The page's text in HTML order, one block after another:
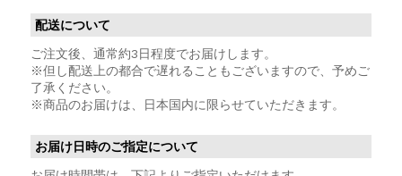
配送について
ご注文後、通常約3日程度でお届けします。
※但し配送上の都合で遅れることもございますので、予めご
了承ください。
※商品のお届けは、日本国内に限らせていただきます。
お届け日時のご指定について